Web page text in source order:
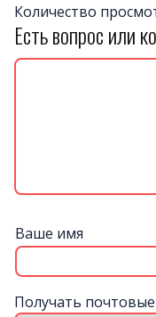
Количество
Есть вопрос или
Ваше имя
Получать